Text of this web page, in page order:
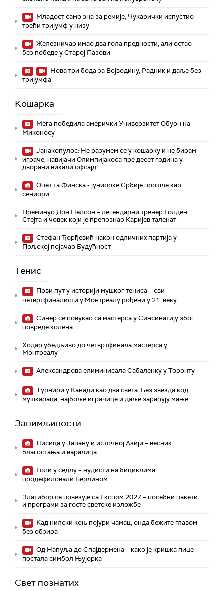
Младост само зна за ремије, Чукарички испустио
трећи тријумф у низу
Железничар имао два гола предности, али остао
без победе у Старој Пазови
Нова три бода за Војводину, Радник и даље без
тријумфа
Кошарка
Мега победила амерички Универзитет Обурн на
Миконосу
Јанакопулос: Не разумем се у кошарку и не бирам
играче, навијачи Олимпијакоса пре десет година у
дворани викали офсајд
Опет та Финска - јуниорке Србије прошле као
сениори
Преминуо Дон Нелсон – легендарни тренер Голден
Стејта и човек који је препознао Каријев таленат
Стефан Ђорђевић након одличних партија у
Пољској појачао Будућност
Тенис
Први пут у историји мушког тениса – сви
четвртфиналисти у Монтреалу рођени у 21. веку
Синер се повукао са мастерса у Синсинатију због
повреде колена
Ходар убедљиво до четвртфинала мастерса у
Монтреалу
Александрова елиминисала Сабаленку у Торонту
Турнири у Канади као два света: Без звезда код
мушкараца, најбоље играчице и даље зарађују мање
Занимљивости
Лисица у Јапану и источној Азији – весник
благостања и варалица
Голи у седлу – нудисти на бициклима
продефиловали Берлином
Златибор се повезује са Експом 2027 – посебни пакети
и програми за госте светске изложбе
Кад нилски коњ појури чамац, онда бежите главом
без обзира
Од Напуља до Спајдермена – како је кришка пице
постала симбол Њујорка
Свет познатих